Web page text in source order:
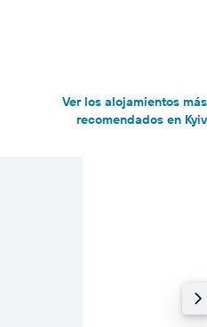
Ver los alojamientos más
recomendados en Kyiv